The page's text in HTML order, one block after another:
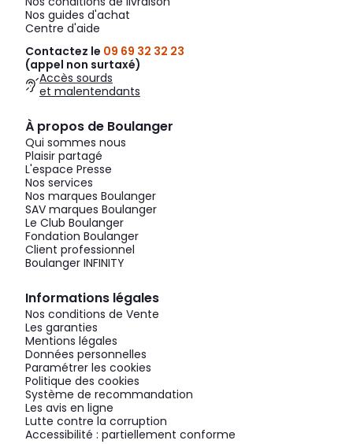
Nos guides d'achat
Centre d'aide
Contactez le 09 69 32 32 23
(appel non surtaxé)
Accès sourds
et malentendants
À propos de Boulanger
Qui sommes nous
Plaisir partagé
L'espace Presse
Nos services
Nos marques Boulanger
SAV marques Boulanger
Le Club Boulanger
Fondation Boulanger
Client professionnel
Boulanger INFINITY
Informations légales
Nos conditions de Vente
Les garanties
Mentions légales
Données personnelles
Paramétrer les cookies
Politique des cookies
Système de recommandation
Les avis en ligne
Lutte contre la corruption
Accessibilité : partiellement conforme